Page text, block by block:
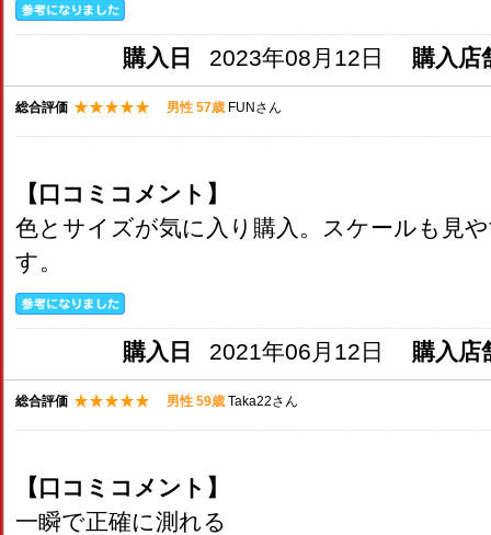
購入日 2023年08月12日 購入店
総合評価 男性 57歳 FUNさん
【口コミコメント】
色とサイズが気に入り購入。スケールも見
す。
購入日 2021年06月12日 購入店
総合評価 男性 59歳 Taka22さん
【口コミコメント】
一瞬で正確に測れる